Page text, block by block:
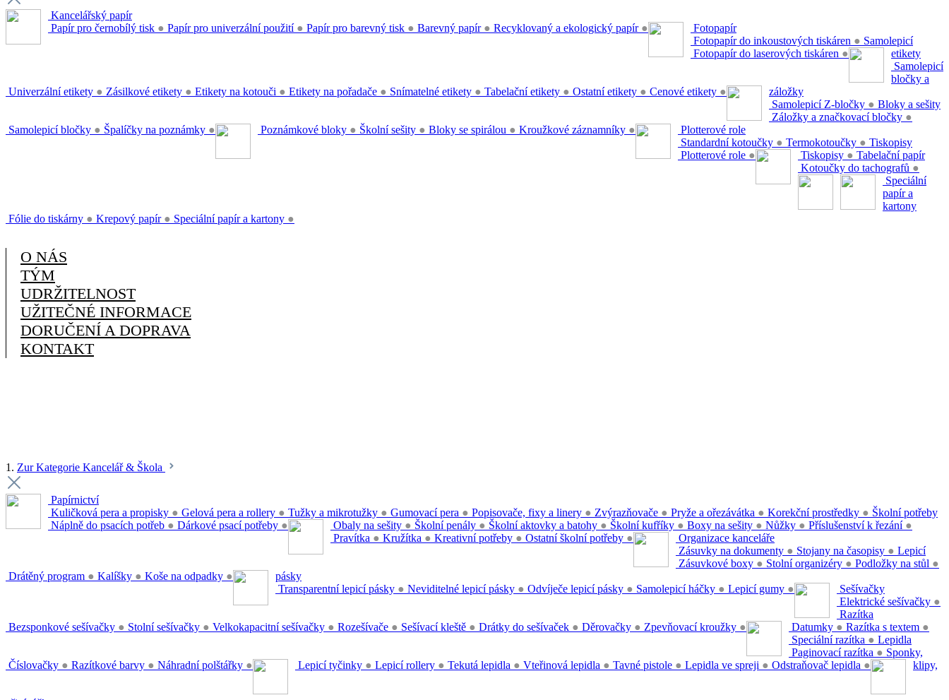
Kancelářský papír
Papír pro černobílý tisk ● Papír pro univerzální použití ● Papír pro barevný tisk ● Barevný papír ● Recyklovaný a ekologický papír ●
Fotopapír
Fotopapír do inkoustových tiskáren ●
Fotopapír do laserových tiskáren ●
Samolepicí
etikety
Univerzální etikety ● Zásilkové etikety ● Etikety na kotouči ● Etikety na pořadače ● Snímatelné etikety ● Tabelační etikety ● Ostatní etikety ● Cenové etikety ●
Samolepicí
bločky a
záložky
Samolepicí Z-bločky ●
Záložky a značkovací bločky ●
Samolepicí bločky ● Špalíčky na poznámky ●
Bloky a sešity
Poznámkové bloky ● Školní sešity ● Bloky se spirálou ● Kroužkové záznamníky ●
Plotterové role
Standardní kotoučky ● Termokotoučky ●
Plotterové role ●
Tiskopisy
Tiskopisy ●
Kotoučky do tachografů ●
Tabelační papír
Speciální
papír a
kartony
Fólie do tiskárny ● Krepový papír ● Speciální papír a kartony ●
O NÁS
TÝM
UDRŽITELNOST
UŽITEČNÉ INFORMACE
DORUČENÍ A DOPRAVA
KONTAKT
1. Zur Kategorie Kancelář & Škola
Papírnictví
Kuličková pera a propisky ● Gelová pera a rollery ● Tužky a mikrotužky ● Gumovací pera ● Popisovače, fixy a linery ● Zvýrazňovače ● Pryže a ořezávátka ● Korekční prostředky ●
Náplně do psacích potřeb ● Dárkové psací potřeby ●
Školní potřeby
Obaly na sešity ● Školní penály ● Školní aktovky a batohy ● Školní kufříky ● Boxy na sešity ● Nůžky ● Příslušenství k řezání ●
Pravítka ● Kružítka ● Kreativní potřeby ● Ostatní školní potřeby ●
Organizace kanceláře
Zásuvky na dokumenty ● Stojany na časopisy ●
Zásuvkové boxy ● Stolní organizéry ● Podložky na stůl ●
Drátěný program ● Kalíšky ● Koše na odpadky ●
Lepicí
pásky
Transparentní lepicí pásky ● Neviditelné lepicí pásky ● Odvíječe lepicí pásky ● Samolepicí háčky ● Lepicí gumy ●
Sešívačky
Elektrické sešívačky ●
Bezsponkové sešívačky ● Stolní sešívačky ● Velkokapacitní sešívačky ● Rozešívače ● Sešívací kleště ● Drátky do sešívaček ● Děrovačky ● Zpevňovací kroužky ●
Razítka
Datumky ● Razítka s textem ●
Speciální razítka ●
Paginovací razítka ●
Číslovačky ● Razítkové barvy ● Náhradní polštářky ●
Lepidla
Lepicí tyčinky ● Lepicí rollery ● Tekutá lepidla ● Vteřinová lepidla ● Tavné pistole ● Lepidla ve spreji ● Odstraňovač lepidla ●
Sponky,
klipy,